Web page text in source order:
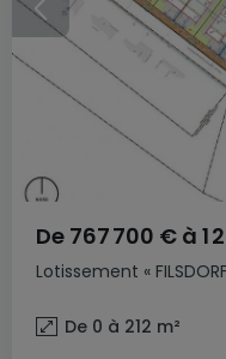
Lotissement «
De 767 700 € à 1
De 0 à 212 m²